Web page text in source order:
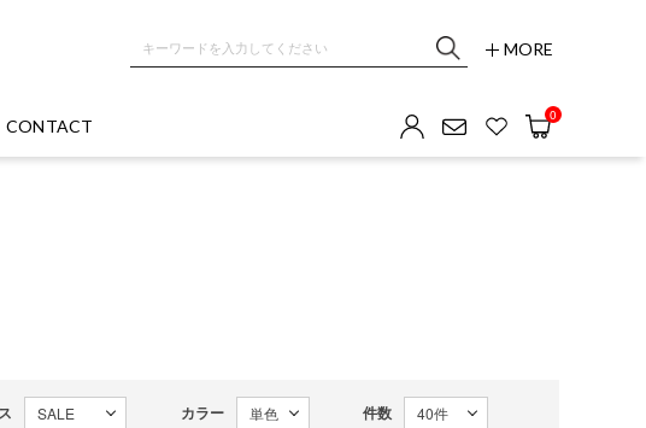
MORE
CONTACT
0
カラー 件数